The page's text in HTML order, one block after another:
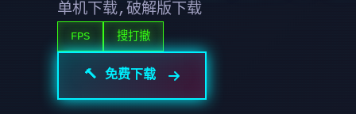
单机下载,破解版下载
FPS 搜打撤
🔨 免费下载